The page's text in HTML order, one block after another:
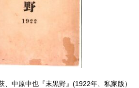
、中原中也『末黒野』(1922年、私家版）